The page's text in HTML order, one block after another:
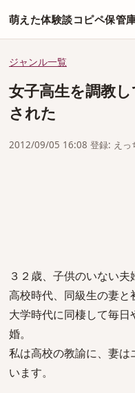
萌えた体験談コピペ保管
ジャンル一覧
女子高生を調教
された
2012/09/05 16:08 登録: えっ
３２歳、子供のいない夫
高校時代、同級生の妻と
大学時代に同棲して毎
婚。
私は高校の教諭に、妻は
います。